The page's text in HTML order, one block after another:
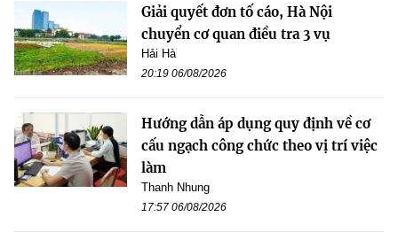
Giải quyết đơn tố cáo, Hà Nội
chuyển cơ quan điều tra 3 vụ
Hải Hà
20:19 06/08/2026
Hướng dẫn áp dụng quy định về cơ
cấu ngạch công chức theo vị trí việc
làm
Thanh Nhung
17:57 06/08/2026